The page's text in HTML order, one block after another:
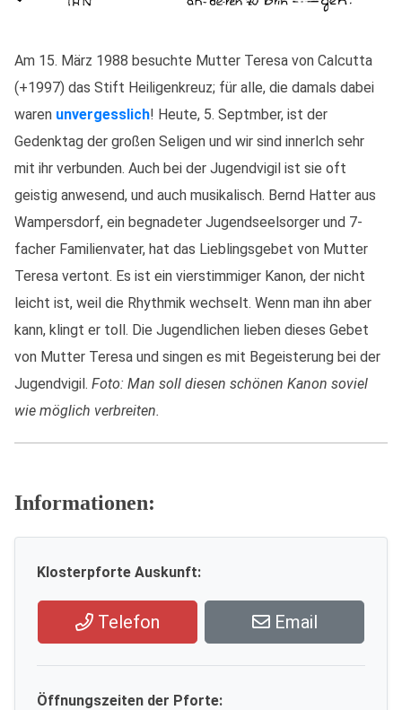
Am 15. März 1988 besuchte Mutter Teresa von Calcutta
(+1997) das Stift Heiligenkreuz; für alle, die damals dabei
waren unvergesslich! Heute, 5. Septmber, ist der
Gedenktag der großen Seligen und wir sind innerlch sehr
mit ihr verbunden. Auch bei der Jugendvigil ist sie oft
geistig anwesend, und auch musikalisch. Bernd Hatter aus
Wampersdorf, ein begnadeter Jugendseelsorger und 7-
facher Familienvater, hat das Lieblingsgebet von Mutter
Teresa vertont. Es ist ein vierstimmiger Kanon, der nicht
leicht ist, weil die Rhythmik wechselt. Wenn man ihn aber
kann, klingt er toll. Die Jugendlichen lieben dieses Gebet
von Mutter Teresa und singen es mit Begeisterung bei der
Jugendvigil. Foto: Man soll diesen schönen Kanon soviel
wie möglich verbreiten.
Informationen:
Klosterpforte Auskunft:
Telefon Email
Öffnungszeiten der Pforte: